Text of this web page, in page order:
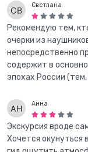
Светлана
Рекомендую тем,
очерки из
непосредственно
содержит в
эпохах России
Анна
Экскурсия вроде
Хочется окунуться